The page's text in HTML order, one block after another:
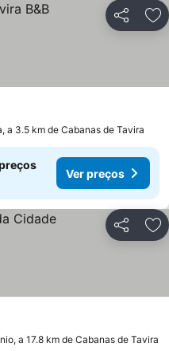
Partilhar
a 3.5 km de Cabanas de Tavira
Ver preços
Partilhar
a 17.8 km de Cabanas de Tavira